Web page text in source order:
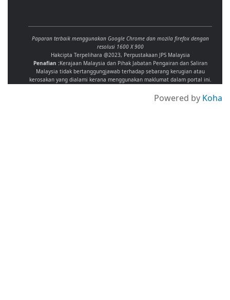
Paparan terbaik menggunakan Google Chrome dan mozila firefox dengan
resolusi 1600 X 900
Hakcipta Terpelihara @2023, Perpustakaan JPS Malaysia
Penafian :Kerajaan Malaysia dan Pihak Jabatan Pengairan dan Saliran
Malaysia tidak bertanggungjawab terhadap sebarang kerugian atau
kerosakan yang dialami kerana menggunakan maklumat dalam portal ini.
Powered by Koha